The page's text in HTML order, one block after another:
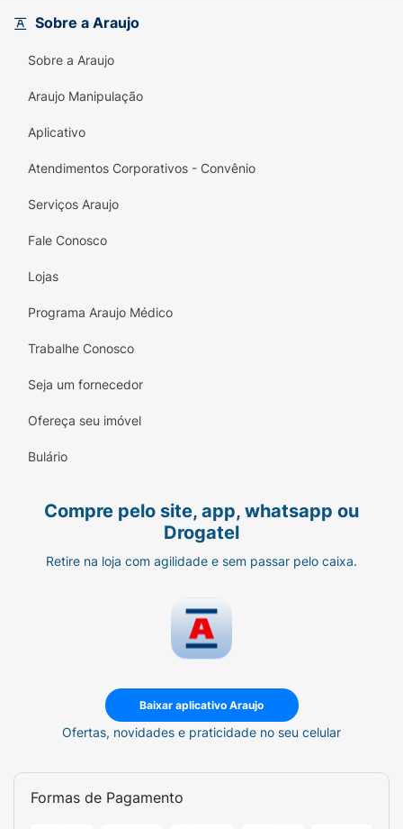
Sobre a Araujo
Sobre a Araujo
Araujo Manipulação
Aplicativo
Atendimentos Corporativos - Convênio
Serviços Araujo
Fale Conosco
Lojas
Programa Araujo Médico
Trabalhe Conosco
Seja um fornecedor
Ofereça seu imóvel
Bulário
Compre pelo site, app, whatsapp ou
Drogatel
Retire na loja com agilidade e sem passar pelo caixa.
Baixar aplicativo Araujo
Ofertas, novidades e praticidade no seu celular
Formas de Pagamento